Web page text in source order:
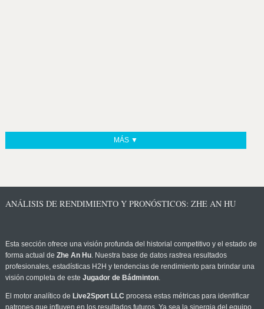
MÁS ▼
ANÁLISIS DE RENDIMIENTO Y PRONÓSTICOS: ZHE AN HU
Esta sección ofrece una visión profunda del historial competitivo y el estado de
forma actual de Zhe An Hu. Nuestra base de datos rastrea resultados
profesionales, estadísticas H2H y tendencias de rendimiento para brindar una
visión completa de este Jugador de Bádminton.
El motor analítico de Live2Sport LLC procesa estas métricas para identificar
patrones que influyen en los resultados futuros. Ya sea la sinergia del equipo